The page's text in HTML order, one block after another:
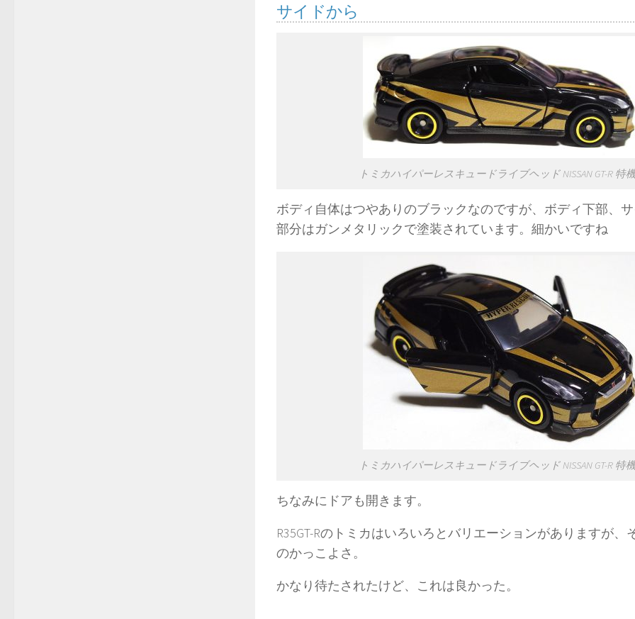
サイドから
トミカハイパーレスキュードライブヘッド NISSAN GT-R 特
ボディ自体はつやありのブラックなのですが、ボディ下部、
部分はガンメタリックで塗装されています。細かいですね
トミカハイパーレスキュードライブヘッド NISSAN GT-R 特
ちなみにドアも開きます。
R35GT-Rのトミカはいろいろとバリエーションがありますが、
のかっこよさ。
かなり待たされたけど、これは良かった。